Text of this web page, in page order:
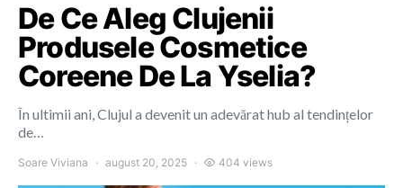
De Ce Aleg Clujenii
Produsele Cosmetice
Coreene De La Yselia?
În ultimii ani, Clujul a devenit un adevărat hub al tendințelor
de…
Soare Viviana august 20, 2025 404 views